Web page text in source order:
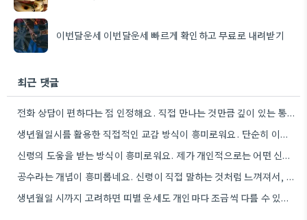
이번달운세 이번달운세 빠르게 확인하고 무료로 내려받기
최근 댓글
전화 상담이 편하다는 점 인정해요. 직접 만나는 것만큼 깊이 있는 통찰력을 얻기는 어려울 것 같아요.
생년월일시를 활용한 직접적인 교감 방식이 흥미로워요. 단순히 이론적 틀에 기대는 것보다, 개인의 상황에 맞춰 신령의…
신령의 도움을 받는 방식이 흥미로워요. 제가 개인적으로는 어떤 신령이 상담자의 상황에 맞춰 질문을 받아들이는지 궁금하네요.
공수라는 개념이 흥미롭네요. 신령이 직접 말하는 것처럼 느껴져서, 현대적인 AI 챗봇의 답변 방식과 연결해서 생각해…
생년월일 시까지 고려하면 띠별 운세도 개인마다 조금씩 다를 수 있네요. 특히 연말에 태어난 분들은 좀…